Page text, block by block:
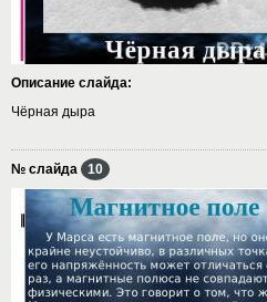
Описание слайда:
Чёрная дыра
№ слайда 10